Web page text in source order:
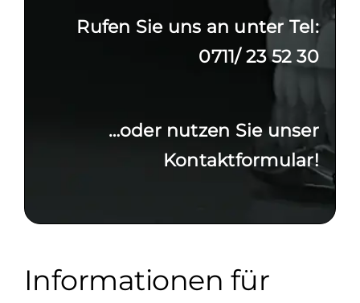
Rufen Sie uns an unter Tel:
0711/ 23 52 30
…oder nutzen Sie unser
Kontaktformular!
Informationen für